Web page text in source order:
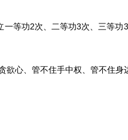
一等功2次、二等功3次、三等功3
欲心、管不住手中权、管不住身